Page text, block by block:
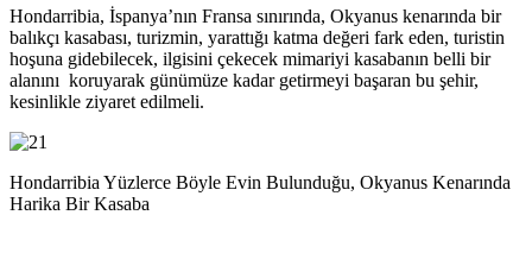
Hondarribia, İspanya’nın Fransa sınırında, Okyanus kenarında bir
balıkçı kasabası, turizmin, yarattığı katma değeri fark eden, turistin
hoşuna gidebilecek, ilgisini çekecek mimariyi kasabanın belli bir
alanını koruyarak günümüze kadar getirmeyi başaran bu şehir,
kesinlikle ziyaret edilmeli.
Hondarribia Yüzlerce Böyle Evin Bulunduğu, Okyanus Kenarında
Harika Bir Kasaba